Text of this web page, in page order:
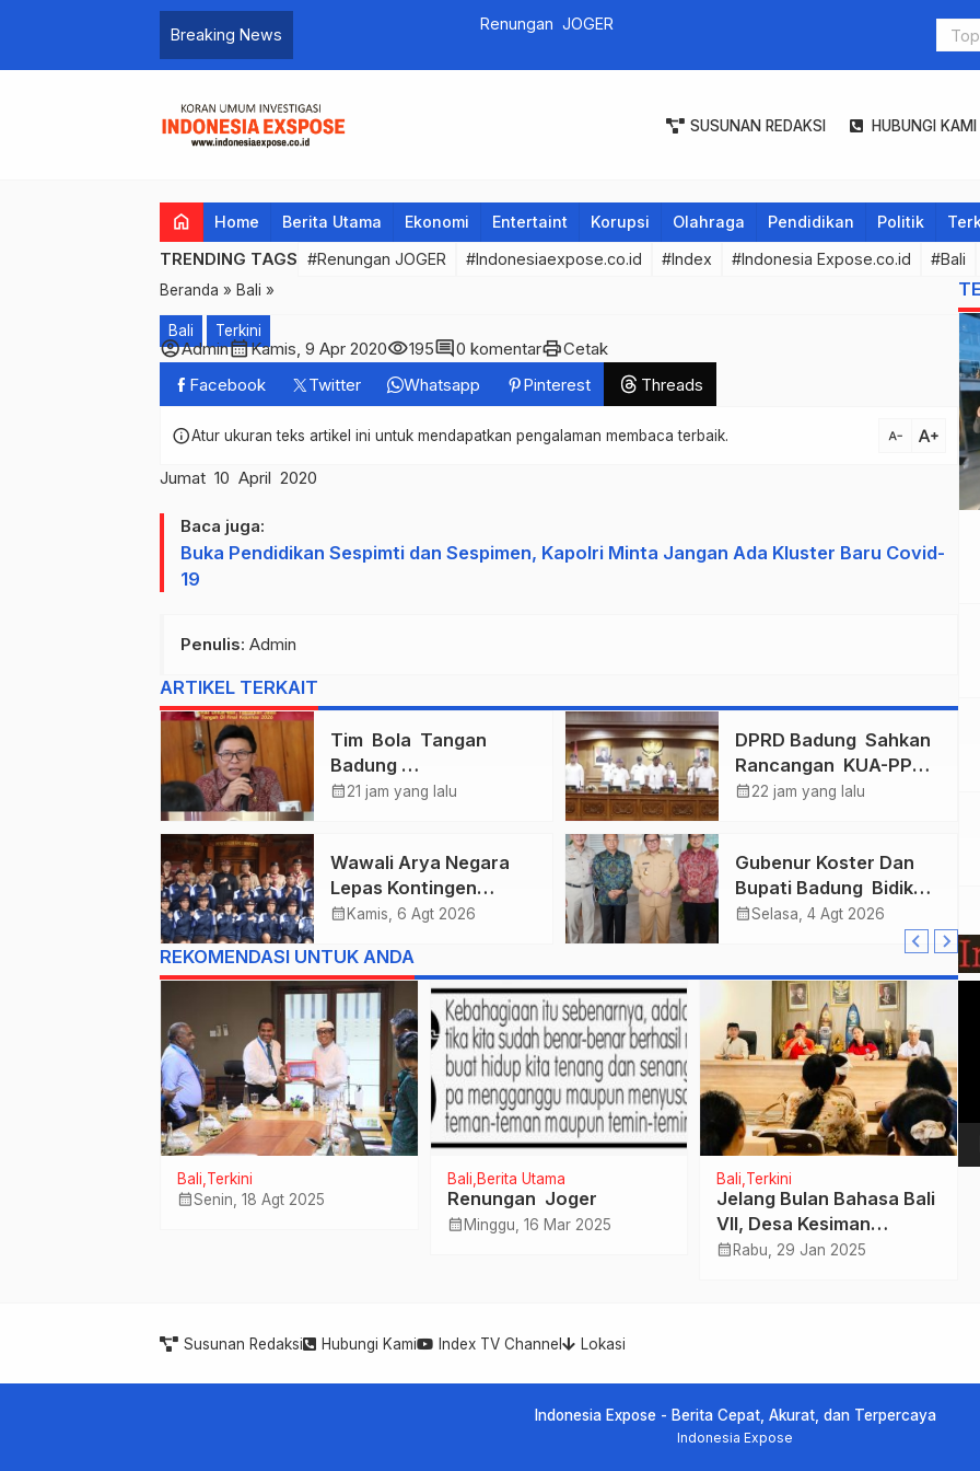
Breaking News
Percepatan
SUSUNAN REDAKSI HUBUNGI KAMI
home Home Berita Utama Ekonomi Entertaint Korupsi Olahraga Pendidikan Politik
TRENDING TAGS #Renungan JOGER #Indonesiaexpose.co.id #Index #Indonesia Expose.co.id #Bali
Beranda » Bali »
Bali Terkini
account_circleAdmincalendar_monthKamis, 9 Apr 2020visibility195comment0 komentarprintCetak
Facebook
Twitter Whatsapp Pinterest Threads
infoAtur ukuran teks artikel ini untuk mendapatkan pengalaman membaca terbaik. text_decrease text_increase
Jumat 10 April 2020
Baca juga:
Buka Pendidikan Sespimti dan Sespimen, Kapolri Minta Jangan Ada Kluster Baru Covid-
19
Penulis: Admin
ARTIKEL TERKAIT
Tim Bola Tangan
Badung
Persembahkan Emas
Kejurnas 2026
calendar_month21 jam yang lalu
DPRD Badung Sahkan
Rancangan KUA-PPAS
2027, Anggaran
calendar_month22 jam yang lalu
Wawali Arya Negara
Lepas Kontingen
Kwarcab Denpasar
Nasional XII Tahun
2026.
calendar_month Kamis, 6 Agt 2026
Gubenur Koster Dan
Bupati Badung Bidik
Obligasi Daerah :
calendar_monthSelasa, 4 Agt 2026
REKOMENDASI UNTUK ANDA
Bali Terkini
calendar_monthSenin, 18 Agt 2025
Bali Berita Utama
Renungan Joger
calendar_month Minggu, 16 Mar 2025
Bali Terkini
Jelang Bulan Bahasa Bali
VII, Desa Kesiman
Kertalangu Berikan
calendar_monthRabu, 29 Jan 2025
Susunan Redaksi Hubungi Kami Index TV Channel Lokasi
Indonesia Expose - Berita Cepat, Akurat, dan Terpercaya
Indonesia Expose